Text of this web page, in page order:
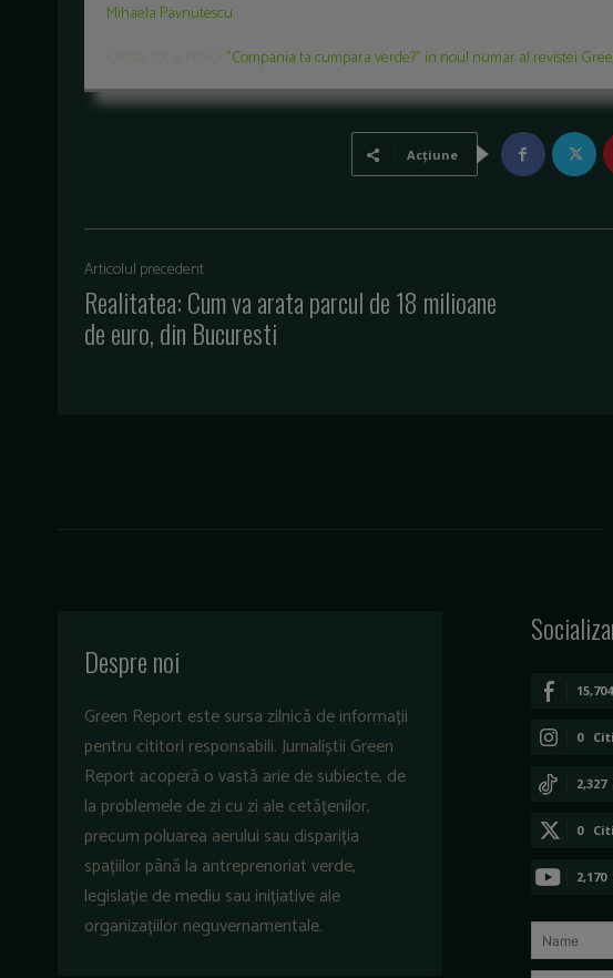
Mihaela Pavnutescu
"Compania ta cumpara verde?" in noul numar al revistei
Acțiune
Articolul precedent
Realitatea: Cum va arata parcul de 18 milioane
de euro, din Bucuresti
Despre noi
Green Report este sursa zilnică de informații
pentru cititori responsabili. Jurnaliștii Green
Report acoperă o vastă arie de subiecte, de
la problemele de zi cu zi ale cetățenilor,
precum poluarea aerului sau dispariția
spațiilor până la antreprenoriat verde,
legislație de mediu sau inițiative ale
organizațiilor neguvernamentale.
15,704
0
2,327
0
2,170